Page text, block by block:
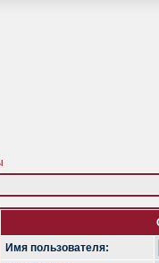
Имя пользователя: